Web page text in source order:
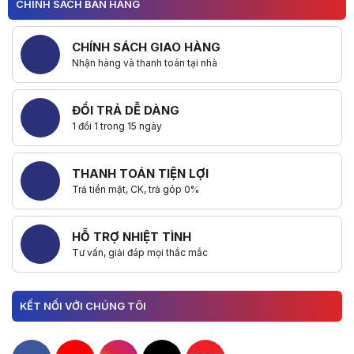
CHÍNH SÁCH BÁN HÀNG
CHÍNH SÁCH GIAO HÀNG
Nhận hàng và thanh toán tại nhà
ĐỔI TRẢ DỄ DÀNG
1 đổi 1 trong 15 ngày
THANH TOÁN TIỆN LỢI
Trả tiền mặt, CK, trả góp 0%
HỖ TRỢ NHIỆT TÌNH
Tư vấn, giải đáp mọi thắc mắc
KẾT NỐI VỚI CHÚNG TÔI